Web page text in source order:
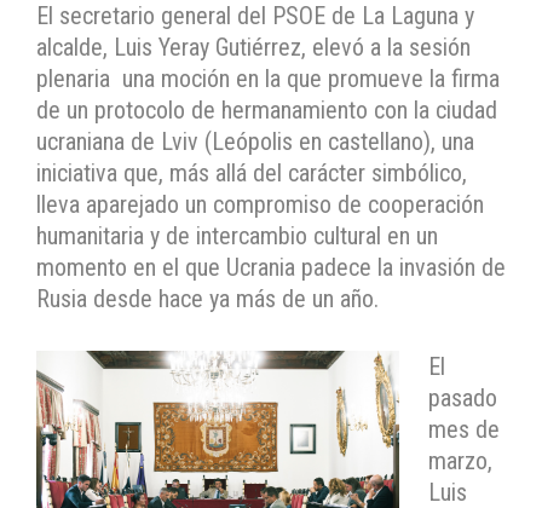
El secretario general del PSOE de La Laguna y
alcalde, Luis Yeray Gutiérrez, elevó a la sesión
plenaria una moción en la que promueve la firma
de un protocolo de hermanamiento con la ciudad
ucraniana de Lviv (Leópolis en castellano), una
iniciativa que, más allá del carácter simbólico,
lleva aparejado un compromiso de cooperación
humanitaria y de intercambio cultural en un
momento en el que Ucrania padece la invasión de
Rusia desde hace ya más de un año.
El
pasado
mes de
marzo,
Luis